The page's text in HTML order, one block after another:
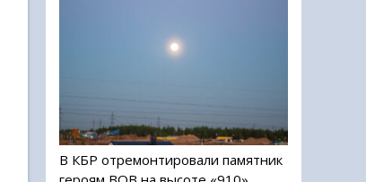
В КБР отремонтировали памятник